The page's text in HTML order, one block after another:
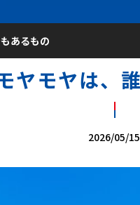
あるもの
ヤモヤは、
2026/05/15